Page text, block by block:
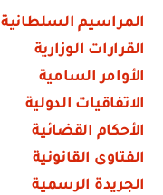
المراسيم السلطانية
القرارات الوزارية
الأوامر السامية
الاتفاقيات الدولية
الأحكام القضائية
الفتاوى القانونية
الجريدة الرسمية